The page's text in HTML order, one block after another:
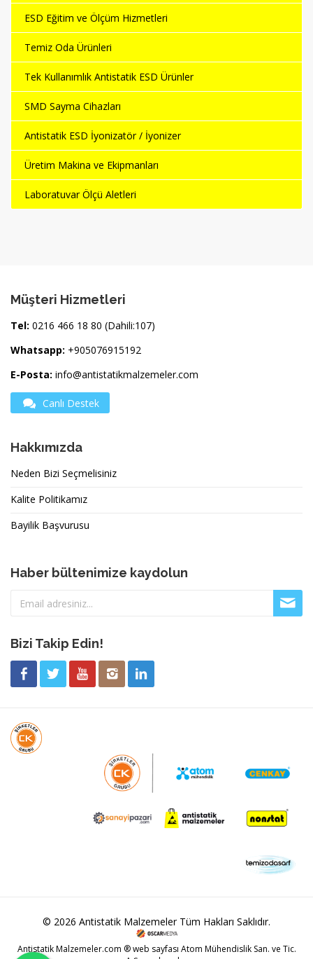
ESD Eğitim ve Ölçüm Hizmetleri
Temiz Oda Ürünleri
Tek Kullanımlık Antistatik ESD Ürünler
SMD Sayma Cihazları
Antistatik ESD İyonizatör / İyonizer
Üretim Makina ve Ekipmanları
Laboratuvar Ölçü Aletleri
Müşteri Hizmetleri
Tel: 0216 466 18 80 (Dahili:107)
Whatsapp: +905076915192
E-Posta: info@antistatikmalzemeler.com
Canlı Destek
Hakkımızda
Neden Bizi Seçmelisiniz
Kalite Politikamız
Bayilik Başvurusu
Haber bültenimize kaydolun
Bizi Takip Edin!
© 2026 Antistatik Malzemeler Tüm Hakları Saklıdır.
Antistatik Malzemeler.com ® web sayfası Atom Mühendislik San. ve Tic.